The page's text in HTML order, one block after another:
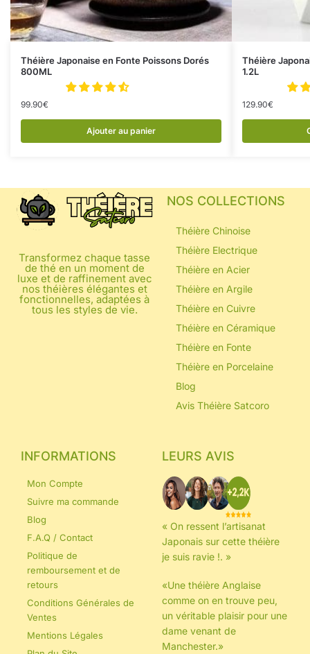
Théière Japonaise en Fonte Poissons Dorés
800ML
99.90€
Ajouter au panier
Théière
1.2L
129.90€
Transformez chaque tasse
de thé en un moment de
luxe et de raffinement avec
nos théières élégantes et
fonctionnelles, adaptées à
tous les styles de vie.
NOS COLLECTIONS
Théière Chinoise
Théière Electrique
Théière en Acier
Théière en Argile
Théière en Cuivre
Théière en Céramique
Théière en Fonte
Théière en Porcelaine
Blog
Avis Théière Satcoro
INFORMATIONS
Mon Compte
Suivre ma commande
Blog
F.A.Q / Contact
Politique de
remboursement et de
retours
Conditions Générales de
Ventes
Mentions Légales
LEURS AVIS
« On ressent l’artisanat
Japonais sur cette théière
je suis ravie !. »
«Une théière Anglaise
comme on en trouve peu,
un véritable plaisir pour une
dame venant de
Manchester.»